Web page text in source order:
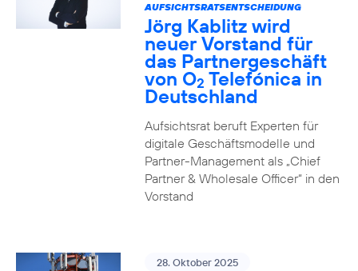
AUFSICHTSRATSENTSCHEIDUNG
Jörg Kablitz wird
neuer Vorstand für
das Partnergeschäft
von O2 Telefónica in
Deutschland
Aufsichtsrat beruft Experten für
digitale Geschäftsmodelle und
Partner-Management als „Chief
Partner & Wholesale Officer“ in den
Vorstand
28. Oktober 2025